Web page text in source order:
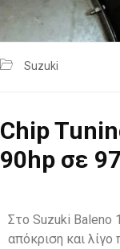
Suzuki
Chip
90hp σε
Στο Suzuki Baleno
απόκριση και λίγο